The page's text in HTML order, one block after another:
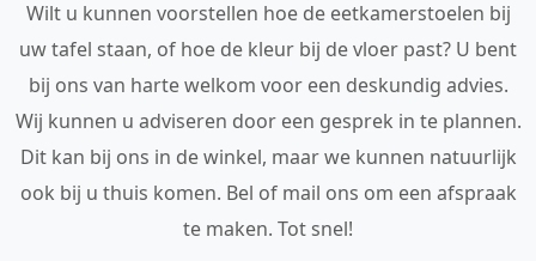
Wilt u kunnen voorstellen hoe de eetkamerstoelen bij
uw tafel staan, of hoe de kleur bij de vloer past? U bent
bij ons van harte welkom voor een deskundig advies.
Wij kunnen u adviseren door een gesprek in te plannen.
Dit kan bij ons in de winkel, maar we kunnen natuurlijk
ook bij u thuis komen. Bel of mail ons om een afspraak
te maken. Tot snel!